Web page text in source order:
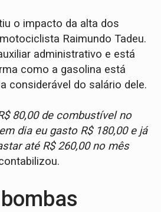
o impacto da alta dos
Raimundo Tadeu.
administrativo e está
como a gasolina está
considerável do salário dele.
80,00 de combustível no
dia eu gasto R$ 180,00 e já
até R$ 260,00 no mês